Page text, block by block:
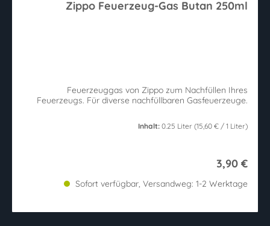
Zippo Feuerzeug-Gas Butan 250ml
Feuerzeuggas von Zippo zum Nachfüllen Ihres
Feuerzeugs. Für diverse nachfüllbaren Gasfeuerzeuge.
Inhalt: 0.25 Liter (15,60 € / 1 Liter)
3,90 €
Sofort verfügbar, Versandweg: 1-2 Werktage